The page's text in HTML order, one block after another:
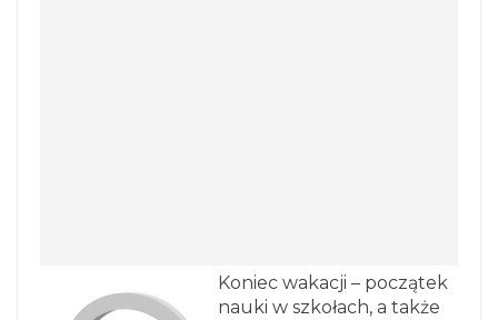
Koniec wakacji – początek
nauki w szkołach, a także